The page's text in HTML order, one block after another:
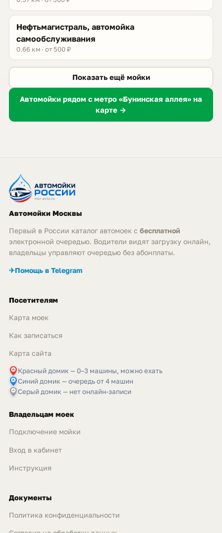
Нефтьмагистраль, автомойка
самообслуживания
0.66 км · от 500 ₽
Показать ещё мойки
Автомойки рядом с метро «Бунинская аллея» на
карте →
Автомойки Москвы
Первый в России каталог автомоек с бесплатной
электронной очередью. Водители видят загрузку онлайн,
владельцы управляют очередью без абонплаты.
✈Помощь в Telegram
Посетителям
Карта моек
Как записаться
Карта сайта
Красный домик — 0–3 машины, можно ехать
Синий домик — очередь от 4 машин
Серый домик — нет онлайн-записи
Владельцам моек
Подключение мойки
Вход в кабинет
Инструкция
Документы
Политика конфиденциальности